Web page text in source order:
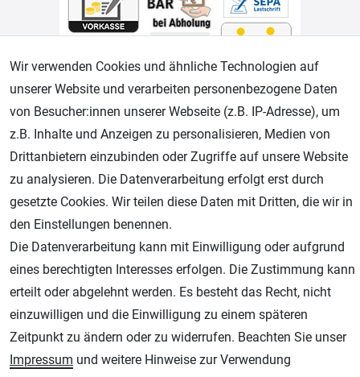
Geprüfter Shop
AGB Widerrufsrecht Datenschutz Impressum
Schmincke-City.de
Wir verwenden Cookies und ähnliche Technologien auf
unserer Website und verarbeiten personenbezogene Daten
von Besucher:innen unserer Webseite (z.B. IP-Adresse), um
z.B. Inhalte und Anzeigen zu personalisieren, Medien von
Drittanbietern einzubinden oder Zugriffe auf unsere Website
zu analysieren. Die Datenverarbeitung erfolgt erst durch
gesetzte Cookies. Wir teilen diese Daten mit Dritten, die wir in
den Einstellungen benennen.
Die Datenverarbeitung kann mit Einwilligung oder aufgrund
eines berechtigten Interesses erfolgen. Die Zustimmung kann
erteilt oder abgelehnt werden. Es besteht das Recht, nicht
einzuwilligen und die Einwilligung zu einem späteren
Zeitpunkt zu ändern oder zu widerrufen. Beachten Sie unser
Impressum und weitere Hinweise zur Verwendung